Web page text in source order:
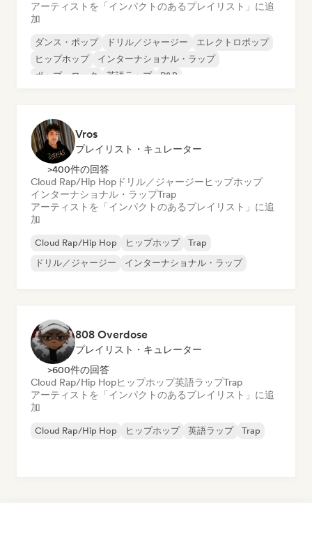
アーティストを「インパクトのあるプレイリスト」に追
加
ダンス・ポップ ドリル／ジャージー
エレクトロポップ
ヒップホップ
インターナショナル・ラップ
ポップ・ロック
英語ラップ R&B
Vros
プレイリスト・キュレーター
>400件の回答
Cloud Rap/Hip Hop ドリル／ジャージーヒップホップ
インターナショナル・ラップTrap
アーティストを「インパクトのあるプレイリスト」に追
加
Cloud Rap/Hip Hop ヒップホップ
Trap
ドリル／ジャージー
インターナショナル・ラップ
808 Overdose
プレイリスト・キュレーター
>600件の回答
Cloud Rap/Hip Hopヒップホップ英語ラップTrap
アーティストを「インパクトのあるプレイリスト」に追
加
Cloud Rap/Hip Hop ヒップホップ 英語ラップ Trap